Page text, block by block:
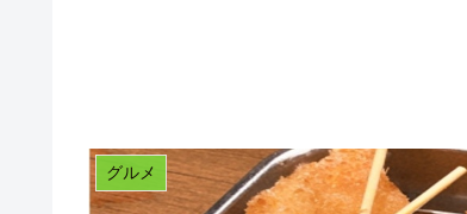
グルメ